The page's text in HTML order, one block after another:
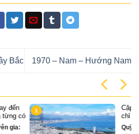
Bắc 1970 – Nam – Hướng Nam
Cặp Nhà phố sát sông Sonata 3 tầng
chỉ hơn 16 tỷ
Quỹ căn VipTin Tức 2024-12-13Chia